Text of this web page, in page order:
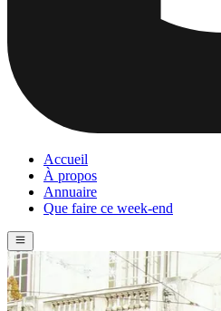
Accueil
À propos
Annuaire
Que faire ce week-end